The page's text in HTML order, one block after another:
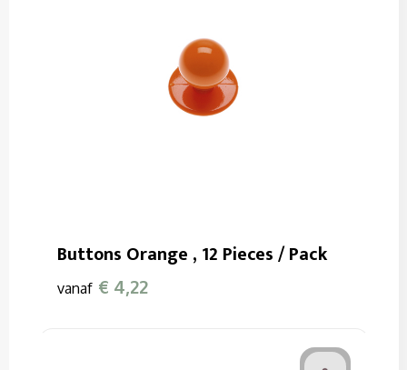
Buttons Orange , 12 Pieces / Pack
vanaf € 4,22